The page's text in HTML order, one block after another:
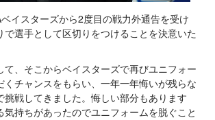
ベイスターズから2度目の戦力外通告を受け
で選手として区切りをつけることを決意いた
て、そこからベイスターズで再びユニフォー
くチャンスをもらい、一年一年悔いが残らな
挑戦してきました。悔しい部分もあります
持ちがあったのでユニフォームを脱ぐこと